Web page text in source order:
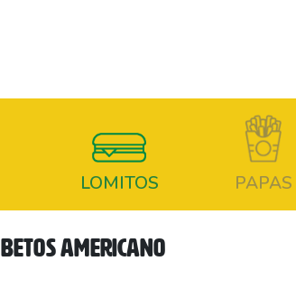
LOMITOS PAPAS
BETOS AMERICANO